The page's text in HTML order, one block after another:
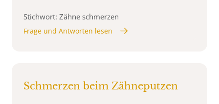
Stichwort: Zähne schmerzen
Frage und Antworten lesen
Schmerzen beim Zähneputzen